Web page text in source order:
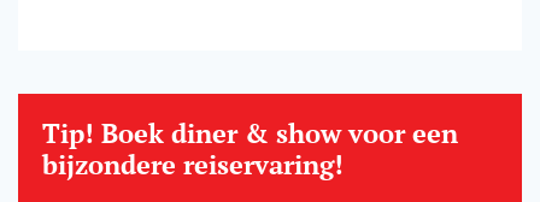
Tip! Boek diner & show voor een
bijzondere reiservaring!